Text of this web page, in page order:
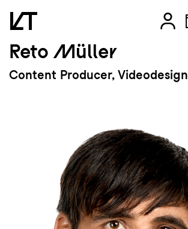
Zum Hauptinhalt springen
Zum Footer springen
Reto Müller
Content Producer, Videodesign